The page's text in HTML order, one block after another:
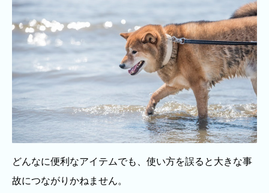
どんなに便利なアイテムでも、使い方を誤ると大きな事
故につながりかねません。